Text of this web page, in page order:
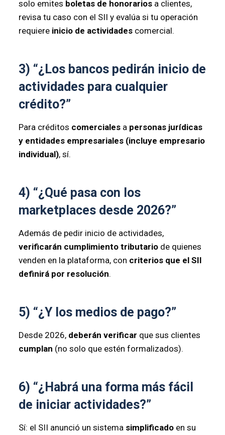
solo emites boletas de honorariosa clientes,
revisa tu caso con el SII y evalúa si tu operación
requiere inicio de actividadescomercial.
3) “¿Los bancos pedirán inicio de
actividades para cualquier
crédito?”
Para créditos comercialesa personas jurídicas
y entidades empresariales (incluye empresario
individual), sí.
4) “¿Qué pasa con los
marketplaces desde 2026?”
Además de pedir inicio de actividades,
verificarán cumplimiento tributariode quienes
venden en la plataforma, con criterios que el SII
definirá por resolución.
5) “¿Y los medios de pago?”
Desde 2026, deberán verificar que sus clientes
cumplan (no solo que estén formalizados).
6) “¿Habrá una forma más fácil
de iniciar actividades?”
Sí: el SII anunció un sistema simplificadoen su